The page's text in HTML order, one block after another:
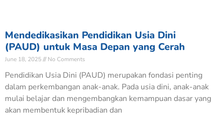
Mendedikasikan Pendidikan Usia Dini
(PAUD) untuk Masa Depan yang Cerah
June 18, 2025 No Comments
Pendidikan Usia Dini (PAUD) merupakan fondasi penting
dalam perkembangan anak-anak. Pada usia dini, anak-anak
mulai belajar dan mengembangkan kemampuan dasar yang
akan membentuk kepribadian dan